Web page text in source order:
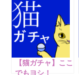
【猫ガチャ】ここ
でもヨシ！